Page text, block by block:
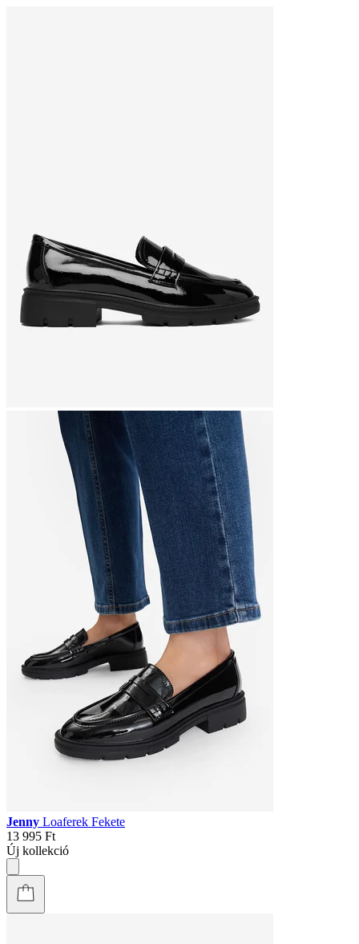
Jenny Loaferek Fekete
13 995 Ft
Új kollekció